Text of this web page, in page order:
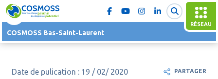
RÉSEAU
COSMOSS Bas-Saint-Laurent
Date de pulication : 19 / 02/ 2020 PARTAGER